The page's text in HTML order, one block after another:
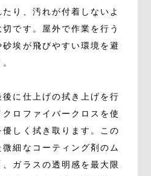
り、汚れが付着しないよ
です。屋外で作業を行う
埃が飛びやすい環境を避
に仕上げの拭き上げを行
ロファイバークロスを使
しく拭き取ります。この
細なコーティング剤のム
ガラスの透明感を最大限